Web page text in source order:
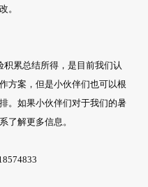
。
累总结所得，是目前我们认
方案，但是小伙伴们也可以根
。如果小伙伴们对于我们的暑
了解更多信息。